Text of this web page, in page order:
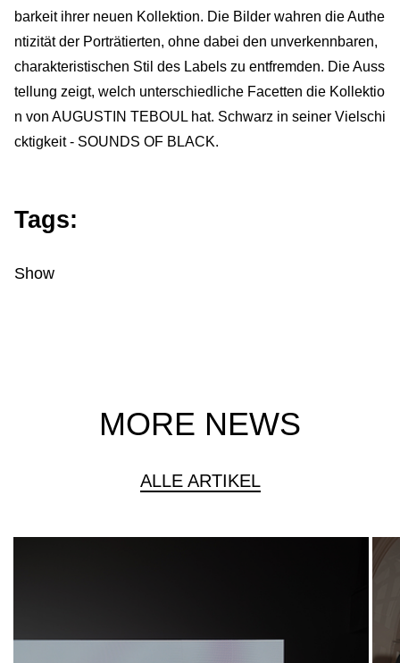
barkeit ihrer neuen Kollektion. Die Bilder wahren die Authe
ntizität der Porträtierten, ohne dabei den unverkennbaren,
charakteristischen Stil des Labels zu entfremden. Die Auss
tellung zeigt, welch unterschiedliche Facetten die Kollektio
n von AUGUSTIN TEBOUL hat. Schwarz in seiner Vielschi
cktigkeit - SOUNDS OF BLACK.
Tags:
Show
MORE NEWS
ALLE ARTIKEL